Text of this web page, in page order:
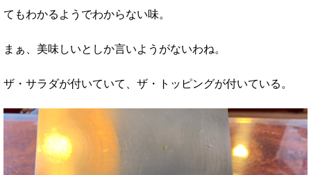
てもわかるようでわからない味。
まぁ、美味しいとしか言いようがないわね。
ザ・サラダが付いていて、ザ・トッピングが付いている。